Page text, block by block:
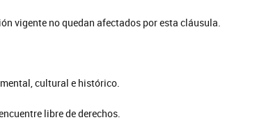
vigente no quedan afectados por esta cláusula.
cultural e histórico.
libre de derechos.